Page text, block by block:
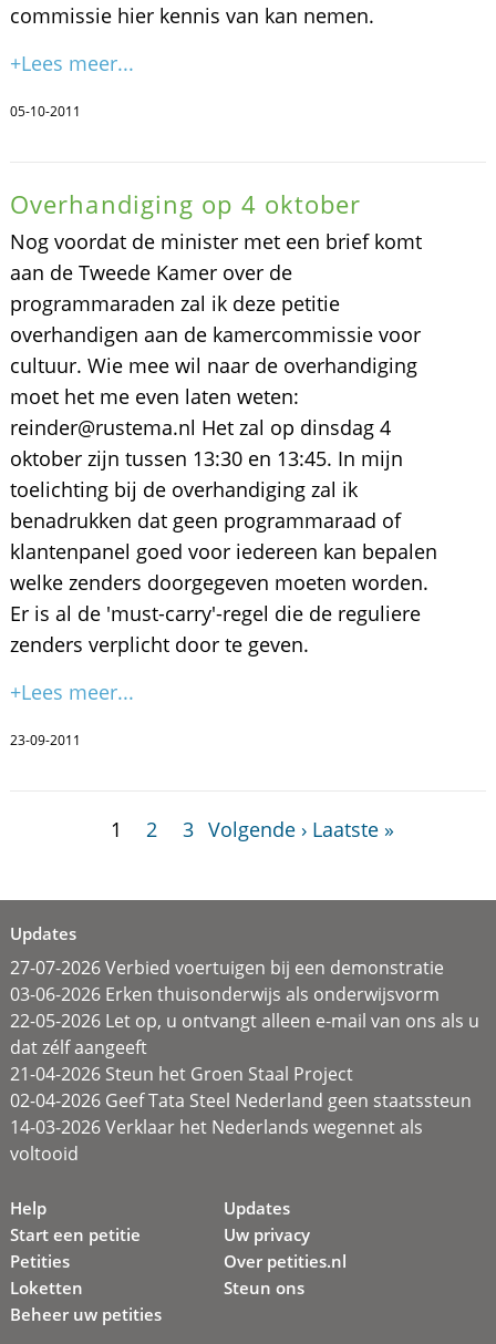
commissie hier kennis van kan nemen.
+Lees meer...
05-10-2011
Overhandiging op 4 oktober
Nog voordat de minister met een brief komt
aan de Tweede Kamer over de
programmaraden zal ik deze petitie
overhandigen aan de kamercommissie voor
cultuur. Wie mee wil naar de overhandiging
moet het me even laten weten:
reinder@rustema.nl Het zal op dinsdag 4
oktober zijn tussen 13:30 en 13:45. In mijn
toelichting bij de overhandiging zal ik
benadrukken dat geen programmaraad of
klantenpanel goed voor iedereen kan bepalen
welke zenders doorgegeven moeten worden.
Er is al de 'must-carry'-regel die de reguliere
zenders verplicht door te geven.
+Lees meer...
23-09-2011
1 2 3 Volgende › Laatste »
Updates
27-07-2026 Verbied voertuigen bij een demonstratie
03-06-2026 Erken thuisonderwijs als onderwijsvorm
22-05-2026 Let op, u ontvangt alleen e-mail van ons als u
dat zélf aangeeft
21-04-2026 Steun het Groen Staal Project
02-04-2026 Geef Tata Steel Nederland geen staatssteun
14-03-2026 Verklaar het Nederlands wegennet als
voltooid
Help
Start een petitie
Petities
Loketten
Beheer uw petities
Updates
Uw privacy
Over petities.nl
Steun ons